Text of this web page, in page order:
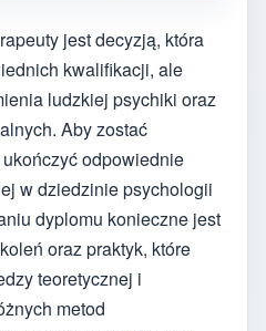
jest decyzją, która
kwalifikacji, ale
ludzkiej psychiki oraz
Aby zostać
odpowiednie
w dziedzinie psychologii
dyplomu konieczne jest
oraz praktyk, które
teoretycznej i
metod